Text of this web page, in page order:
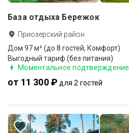
База отдыха Бережок
Приозерский район
Дом 97 м² (до 8 гостей, Комфорт)
Выгодный тариф (без питания)
Моментальное подтверждение
от 11 300 ₽ для 2 гостей